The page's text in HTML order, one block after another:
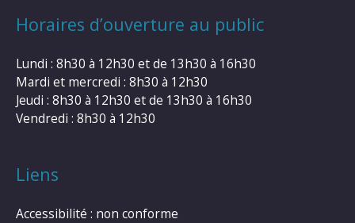
Horaires d’ouverture au public
Lundi : 8h30 à 12h30 et de 13h30 à 16h30
Mardi et mercredi : 8h30 à 12h30
Jeudi : 8h30 à 12h30 et de 13h30 à 16h30
Vendredi : 8h30 à 12h30
Liens
Accessibilité : non conforme